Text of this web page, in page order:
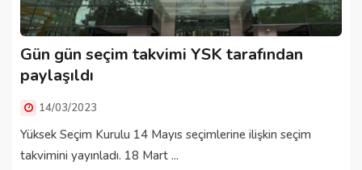
Gün gün seçim takvimi YSK tarafından
paylaşıldı
14/03/2023
Yüksek Seçim Kurulu 14 Mayıs seçimlerine ilişkin seçim
takvimini yayınladı. 18 Mart ...